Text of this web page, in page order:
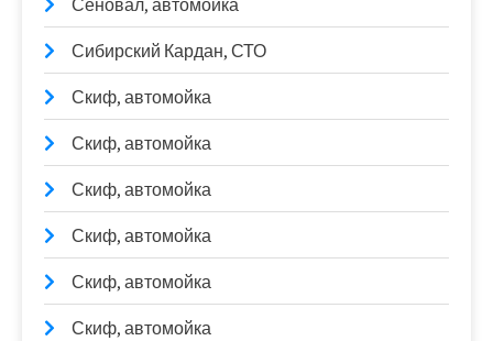
Сеновал, автомойка
Сибирский Кардан, СТО
Скиф, автомойка
Скиф, автомойка
Скиф, автомойка
Скиф, автомойка
Скиф, автомойка
Скиф, автомойка